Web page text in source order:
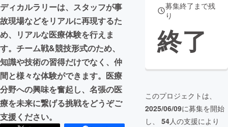
ディカルラリーは、スタッフが事
故現場などをリアルに再現するた
め、リアルな医療体験を行えま
す。チーム戦&競技形式のため、
知識や技術の習得だけでなく、仲
間と様々な体験ができます。医療
分野への興味を奮起し、名張の医
療を未来に繋げる挑戦をどうぞご
支援ください。
募集終了まで残
り
終了
このプロジェクトは、
2025/06/09に募集を開始
し、 54人の支援により